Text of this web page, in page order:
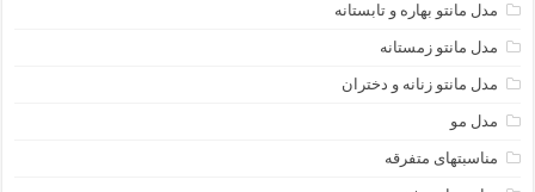
مدل مانتو بهاره و تابستانه
مدل مانتو زمستانه
مدل مانتو زنانه و دختران
مدل مو
مناسبتهای متفرقه